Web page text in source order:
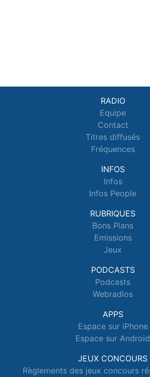
RADIO
Equipe
Contact
Titres diffusés
Fréquences
INFOS
Infos
Infos People
RUBRIQUES
Bons Plans
Emissions
Jeux
PODCASTS
Podcasts
Webradios
APPS
Espace sur iPhone
Espace sur Android
JEUX CONCOURS
Règlements des jeux concours